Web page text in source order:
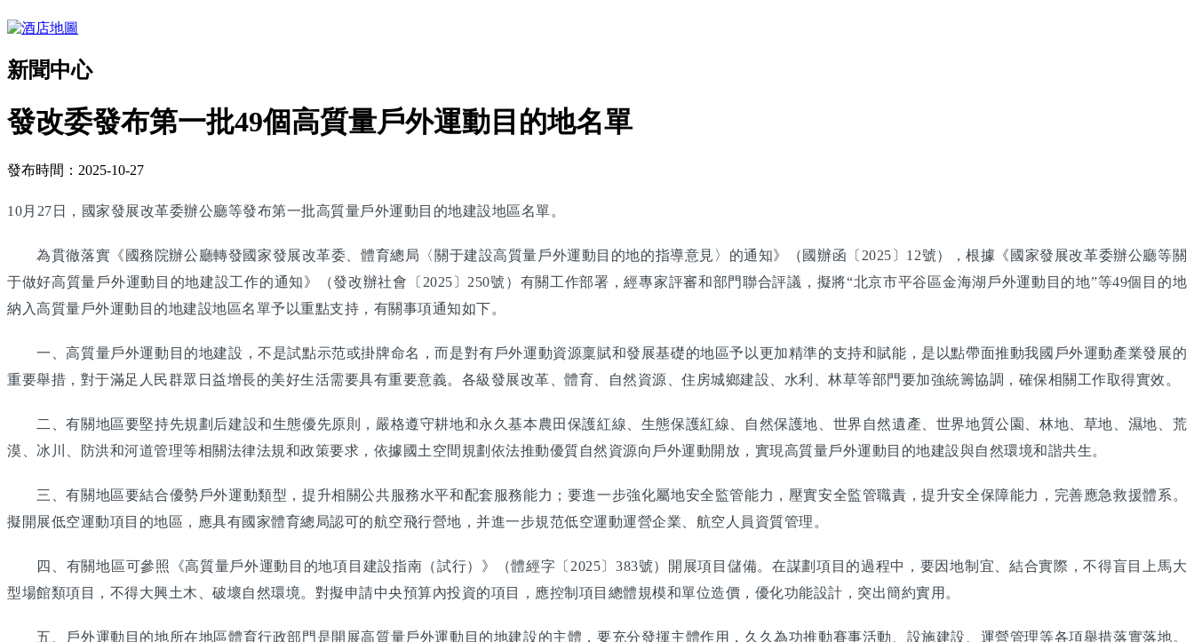
新聞中心
發改委發布第一批49個高質量戶外運動目的地名單
發布時間：2025-10-27
10月27日，國家發展改革委辦公廳等發布第一批高質量戶外運動目的地建設地區名單。
為貫徹落實《國務院辦公廳轉發國家發展改革委、體育總局〈關于建設高質量戶外運動目的地的指導意見〉的通知》（國辦函〔2025〕12號），根據《國家發展改革委辦公廳等關
于做好高質量戶外運動目的地建設工作的通知》（發改辦社會〔2025〕250號）有關工作部署，經專家評審和部門聯合評議，擬將“北京市平谷區金海湖戶外運動目的地”等49個目的地
納入高質量戶外運動目的地建設地區名單予以重點支持，有關事項通知如下。
一、高質量戶外運動目的地建設，不是試點示范或掛牌命名，而是對有戶外運動資源稟賦和發展基礎的地區予以更加精準的支持和賦能，是以點帶面推動我國戶外運動產業發展的
重要舉措，對于滿足人民群眾日益增長的美好生活需要具有重要意義。各級發展改革、體育、自然資源、住房城鄉建設、水利、林草等部門要加強統籌協調，確保相關工作取得實效。
二、有關地區要堅持先規劃后建設和生態優先原則，嚴格遵守耕地和永久基本農田保護紅線、生態保護紅線、自然保護地、世界自然遺產、世界地質公園、林地、草地、濕地、荒
漠、冰川、防洪和河道管理等相關法律法規和政策要求，依據國土空間規劃依法推動優質自然資源向戶外運動開放，實現高質量戶外運動目的地建設與自然環境和諧共生。
三、有關地區要結合優勢戶外運動類型，提升相關公共服務水平和配套服務能力；要進一步強化屬地安全監管能力，壓實安全監管職責，提升安全保障能力，完善應急救援體系。
擬開展低空運動項目的地區，應具有國家體育總局認可的航空飛行營地，并進一步規范低空運動運營企業、航空人員資質管理。
四、有關地區可參照《高質量戶外運動目的地項目建設指南（試行）》（體經字〔2025〕383號）開展項目儲備。在謀劃項目的過程中，要因地制宜、結合實際，不得盲目上馬大
型場館類項目，不得大興土木、破壞自然環境。對擬申請中央預算內投資的項目，應控制項目總體規模和單位造價，優化功能設計，突出簡約實用。
五、戶外運動目的地所在地區體育行政部門是開展高質量戶外運動目的地建設的主體，要充分發揮主體作用，久久為功推動賽事活動、設施建設、運營管理等各項舉措落實落地。